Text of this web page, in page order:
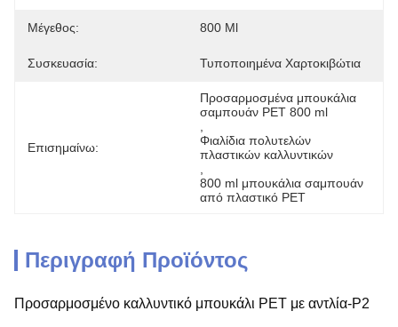
Μέγεθος: 800 Ml
Συσκευασία: Τυποποιημένα Χαρτοκιβώτια
Επισημαίνω:
Προσαρμοσμένα μπουκάλια
σαμπουάν PET 800 ml
Φιαλίδια πολυτελών
πλαστικών καλλυντικών
800 ml μπουκάλια σαμπουάν
από πλαστικό PET
Περιγραφή Προϊόντος
Προσαρμοσμένο καλλυντικό μπουκάλι PET με αντλία-P2